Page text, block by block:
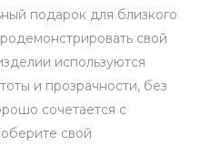
подарок для близкого
свой
используются
и прозрачности, без
сочетается с
свой